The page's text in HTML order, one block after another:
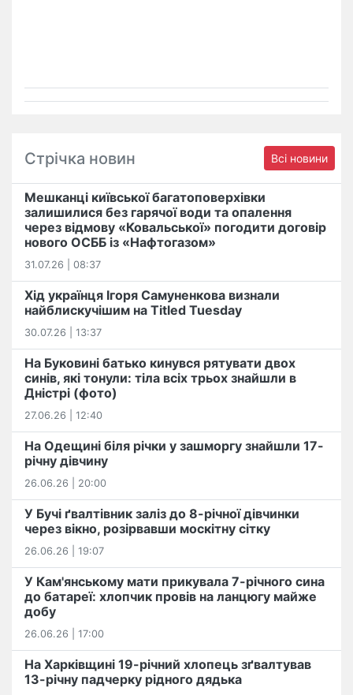
Стрічка новин Всі новини
Мешканці київської багатоповерхівки
залишилися без гарячої води та опалення
через відмову «Ковальської» погодити договір
нового ОСББ із «Нафтогазом»
31.07.26 | 08:37
Хід українця Ігоря Самуненкова визнали
найблискучішим на Titled Tuesday
30.07.26 | 13:37
На Буковині батько кинувся рятувати двох
синів, які тонули: тіла всіх трьох знайшли в
Дністрі (фото)
27.06.26 | 12:40
На Одещині біля річки у зашморгу знайшли 17-
річну дівчину
26.06.26 | 20:00
У Бучі ґвалтівник заліз до 8-річної дівчинки
через вікно, розірвавши москітну сітку
26.06.26 | 19:07
У Кам'янському мати прикувала 7-річного сина
до батареї: хлопчик провів на ланцюгу майже
добу
26.06.26 | 17:00
На Харківщині 19-річний хлопець​ ️зґвалтував
13-річну падчерку рідного дядька